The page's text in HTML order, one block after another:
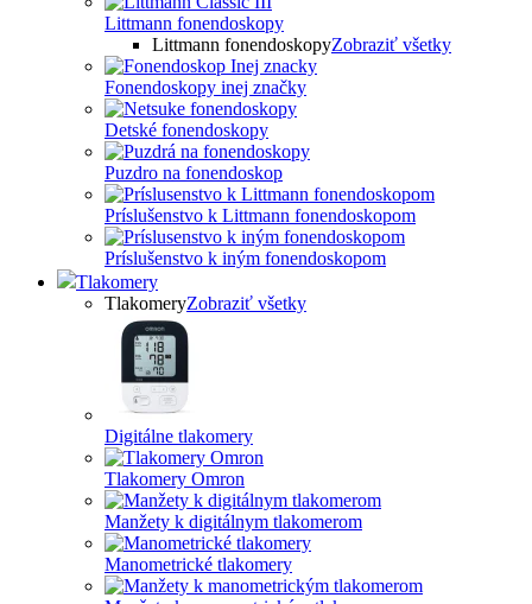
Littmann fonendoskopy
Littmann fonendoskopyZobraziť všetky
Fonendoskopy inej značky
Detské fonendoskopy
Puzdro na fonendoskop
Príslušenstvo k Littmann fonendoskopom
Príslušenstvo k iným fonendoskopom
Tlakomery
TlakomeryZobraziť všetky
Digitálne tlakomery
Tlakomery Omron
Manžety k digitálnym tlakomerom
Manometrické tlakomery